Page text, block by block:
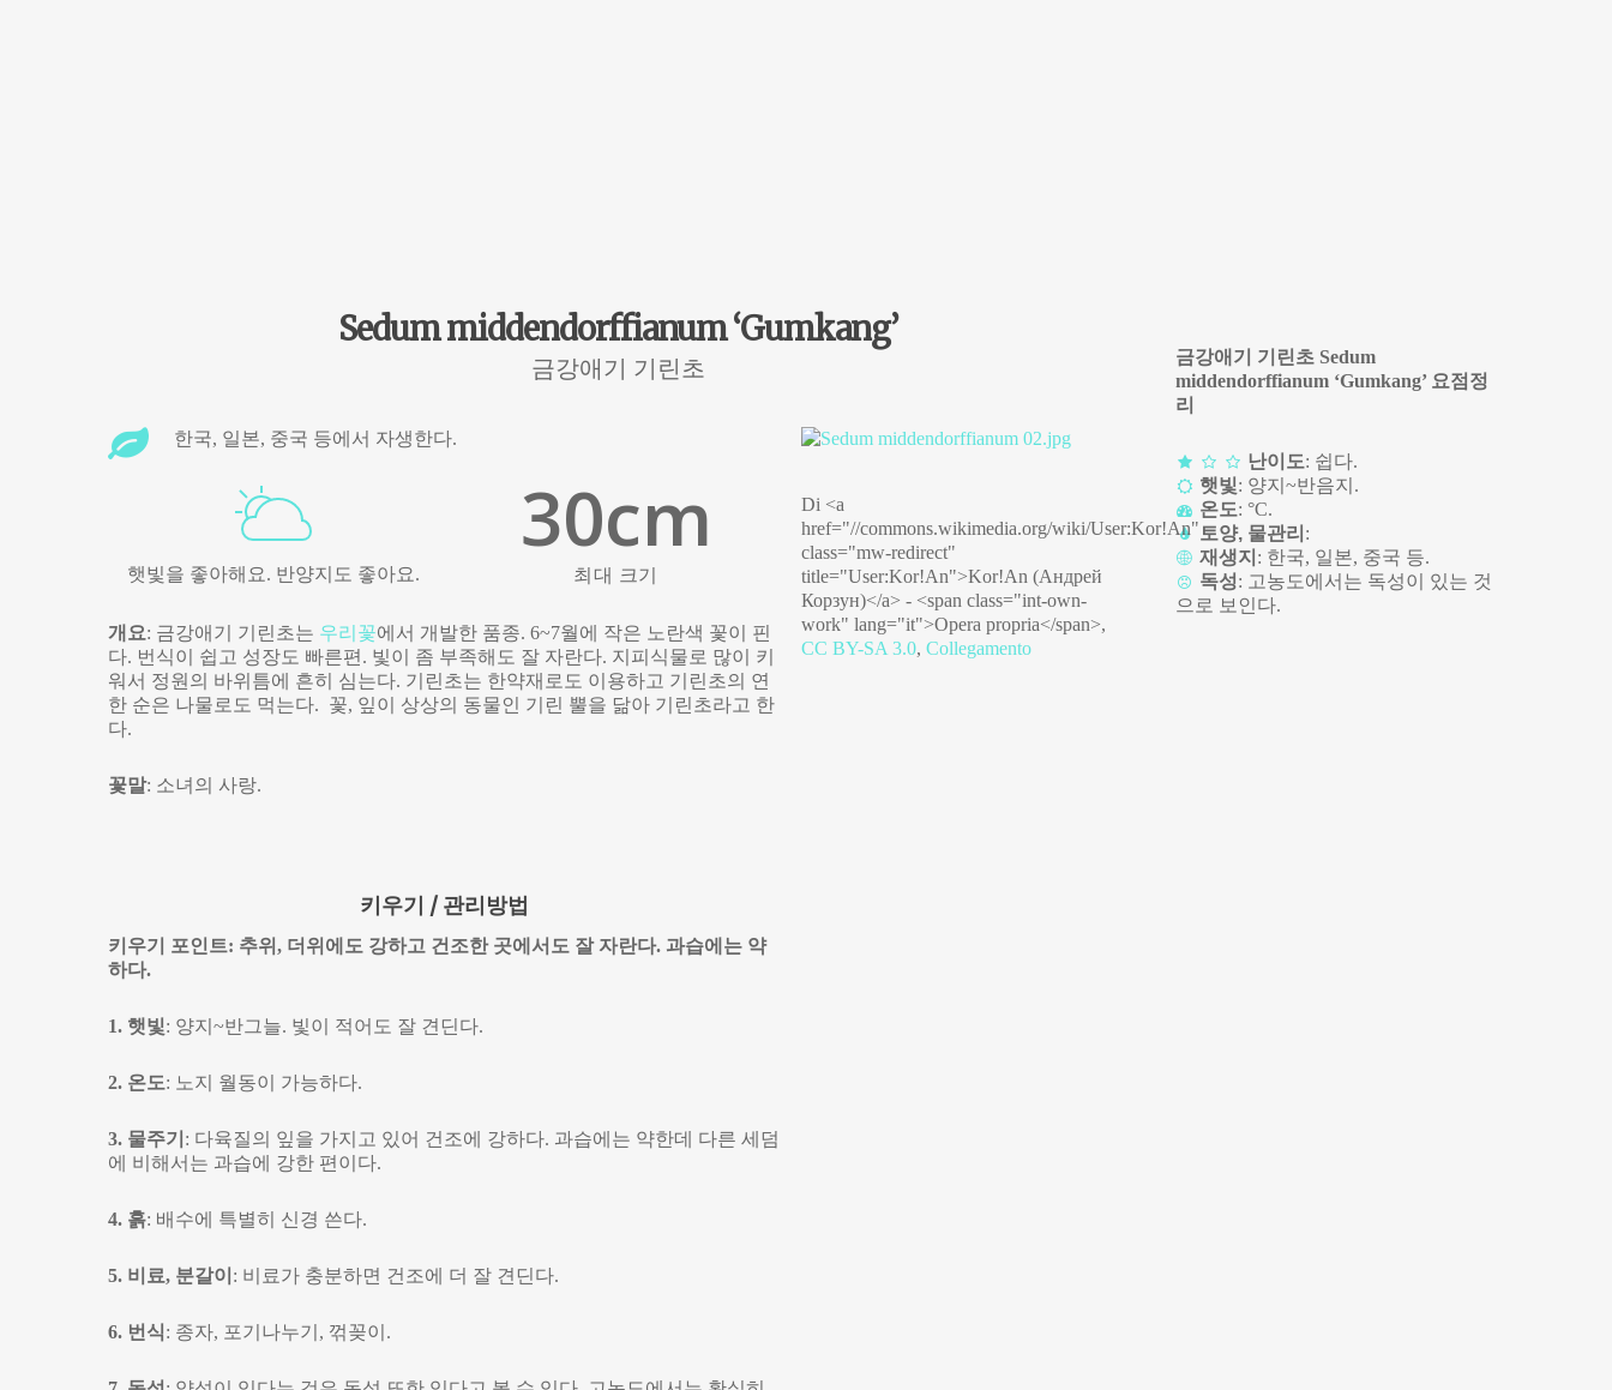
Sedum middendorffianum ‘Gumkang’
금강애기 기린초
한국, 일본, 중국 등에서 자생한다.
햇빛을 좋아해요. 반양지도 좋아요.
30cm
최대 크기
개요: 금강애기 기린초는 우리꽃에서 개발한 품종. 6~7월에 작은 노란색 꽃이 핀
다. 번식이 쉽고 성장도 빠른편. 빛이 좀 부족해도 잘 자란다. 지피식물로 많이 키
워서 정원의 바위틈에 흔히 심는다. 기린초는 한약재로도 이용하고 기린초의 연
한 순은 나물로도 먹는다. 꽃, 잎이 상상의 동물인 기린 뿔을 닮아 기린초라고 한
다.
꽃말: 소녀의 사랑.
키우기 / 관리방법
키우기 포인트: 추위, 더위에도 강하고 건조한 곳에서도 잘 자란다. 과습에는 약
하다.
1. 햇빛: 양지~반그늘. 빛이 적어도 잘 견딘다.
2. 온도: 노지 월동이 가능하다.
3. 물주기 : 다육질의 잎을 가지고 있어 건조에 강하다. 과습에는 약한데 다른 세덤
에 비해서는 과습에 강한 편이다.
4. 흙: 배수에 특별히 신경 쓴다.
5. 비료, 분갈이 : 비료가 충분하면 건조에 더 잘 견딘다.
6. 번식: 종자, 포기나누기, 꺾꽂이.
Di <a
href="//commons.wikimedia.org/wiki/User:Kor!An"
class="mw-redirect"
title="User:Kor!An">Kor!An (Андрей
Корзун)</a> - <span class="int-own-
work" lang="it">Opera propria</span>,
CC BY-SA 3.0,Collegamento
금강애기 기린초 Sedum
middendorffianum ‘Gumkang’ 요점정
리
난이도: 쉽다.
햇빛: 양지~반음지.
온도: °C.
토양, 물관리 :
재생지 : 한국, 일본, 중국 등.
독성: 고농도에서는 독성이 있는 것
으로 보인다.